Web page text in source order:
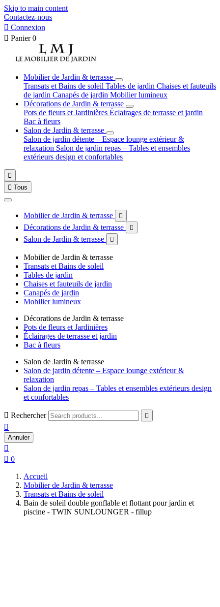
Skip to main content
Contactez-nous
 Connexion
 Panier 0
Mobilier de Jardin & terrasse
Transats et Bains de soleil Tables de jardin Chaises et fauteuils
de jardin Canapés de jardin Mobilier lumineux
Décorations de Jardin & terrasse
Pots de fleurs et Jardinières Éclairages de terrasse et jardin
Bac à fleurs
Salon de Jardin & terrasse
Salon de jardin détente – Espace lounge extérieur &
relaxation Salon de jardin repas – Tables et ensembles
extérieurs design et confortables

 Tous
Mobilier de Jardin & terrasse 
Décorations de Jardin & terrasse 
Salon de Jardin & terrasse 
Mobilier de Jardin & terrasse
Transats et Bains de soleil
Tables de jardin
Chaises et fauteuils de jardin
Canapés de jardin
Mobilier lumineux
Décorations de Jardin & terrasse
Pots de fleurs et Jardinières
Éclairages de terrasse et jardin
Bac à fleurs
Salon de Jardin & terrasse
Salon de jardin détente – Espace lounge extérieur &
relaxation
Salon de jardin repas – Tables et ensembles extérieurs design
et confortables
 Rechercher 

Annuler

 0
Accueil
Mobilier de Jardin & terrasse
Transats et Bains de soleil
Bain de soleil double gonflable et flottant pour jardin et
piscine - TWIN SUNLOUNGER - fillup